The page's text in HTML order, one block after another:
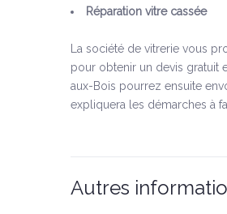
Réparation vitre cassée
La société de vitrerie vous
pour obtenir un devis gratuit
aux-Bois pourrez ensuite
expliquera les démarches à
Autres